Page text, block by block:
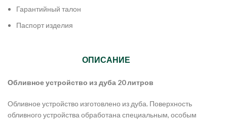
Гарантийный талон
Паспорт изделия
ОПИСАНИЕ
Обливное устройство из дуба 20 литров
Обливное устройство изготовлено из дуба. Поверхность
обливного устройства обработана специальным, особым